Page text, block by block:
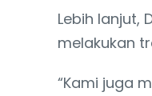
Lebih lanjut,
melakukan
“Kami juga